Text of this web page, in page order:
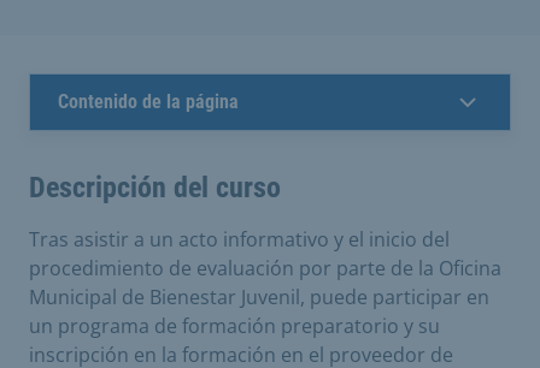
Contenido de la página
Descripción del curso
Tras asistir a un acto informativo y el inicio del
procedimiento de evaluación por parte de la Oficina
Municipal de Bienestar Juvenil, puede participar en
un programa de formación preparatorio y su
inscripción en la formación en el proveedor de